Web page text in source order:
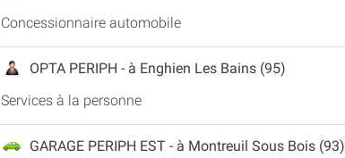
Concessionnaire automobile
OPTA PERIPH - à Enghien Les Bains (95)
Services à la personne
GARAGE PERIPH EST - à Montreuil Sous Bois (93)